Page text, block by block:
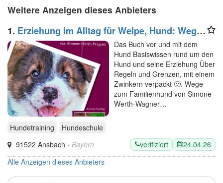
Weitere Anzeigen dieses Anbieters
1. Erziehung im Alltag für Welpe, Hund: Wege
zum Familienhund
Das Buch vor und mit dem
Hund Basiswissen rund um den
Hund und seine Erziehung Über
Regeln und Grenzen, mit einem
Zwinkern verpackt 🙂. Wege
zum Familienhund von Simone
Werth-Wagner…
Hundetraining
Hundeschule
91522 Ansbach - Bayern verifiziert
24.04.26
Alle Anzeigen dieses Anbieters